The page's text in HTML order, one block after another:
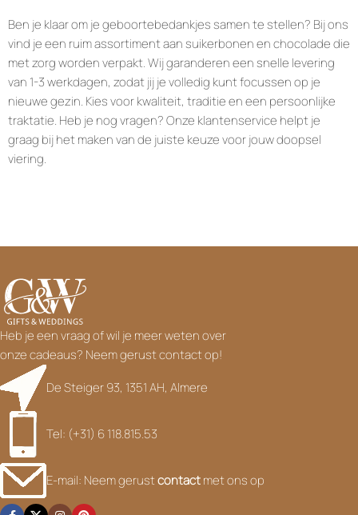
Ben je klaar om je geboortebedankjes samen te stellen? Bij ons
vind je een ruim assortiment aan suikerbonen en chocolade die
met zorg worden verpakt. Wij garanderen een snelle levering
van 1-3 werkdagen, zodat jij je volledig kunt focussen op je
nieuwe gezin. Kies voor kwaliteit, traditie en een persoonlijke
traktatie. Heb je nog vragen? Onze klantenservice helpt je
graag bij het maken van de juiste keuze voor jouw doopsel
viering.
Heb je een vraag of wil je meer weten over
onze cadeaus? Neem gerust contact op!
De Steiger 93, 1351 AH, Almere
Tel: (+31) 6 118.815.53
E-mail: Neem gerustcontactmet ons op